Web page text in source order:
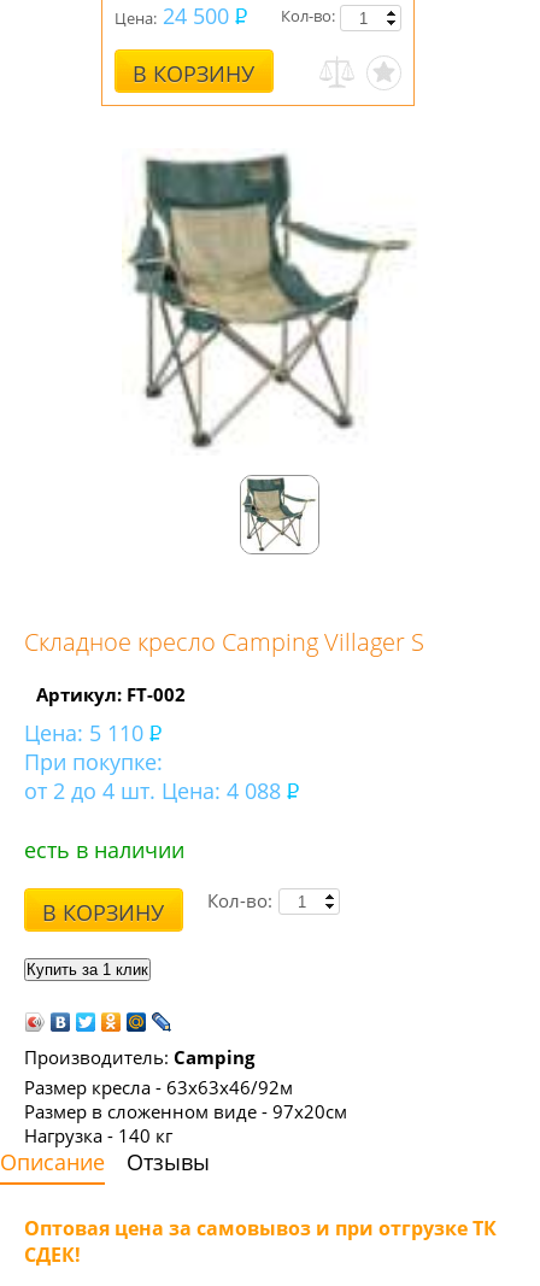
Цена: 24 500
В КОРЗИНУ
Кол-во:
Складное кресло Camping Villager S
Артикул: FT-002
Цена: 5 110
При покупке:
от 2 до 4 шт. Цена: 4 088
есть в наличии
В КОРЗИНУ Кол-во:
Производитель: Camping
Размер кресла - 63х63х46/92м
Размер в сложенном виде - 97х20см
Нагрузка - 140 кг
Описание Отзывы
Оптовая цена за самовывоз и при отгрузке ТК
СДЕК!